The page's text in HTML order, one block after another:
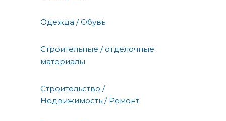
Одежда / Обувь
Строительные / отделочные
материалы
Строительство /
Недвижимость / Ремонт